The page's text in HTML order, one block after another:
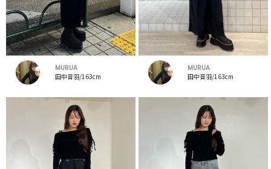
MURUA
田中音羽/163cm
MURUA
田中音羽/163cm